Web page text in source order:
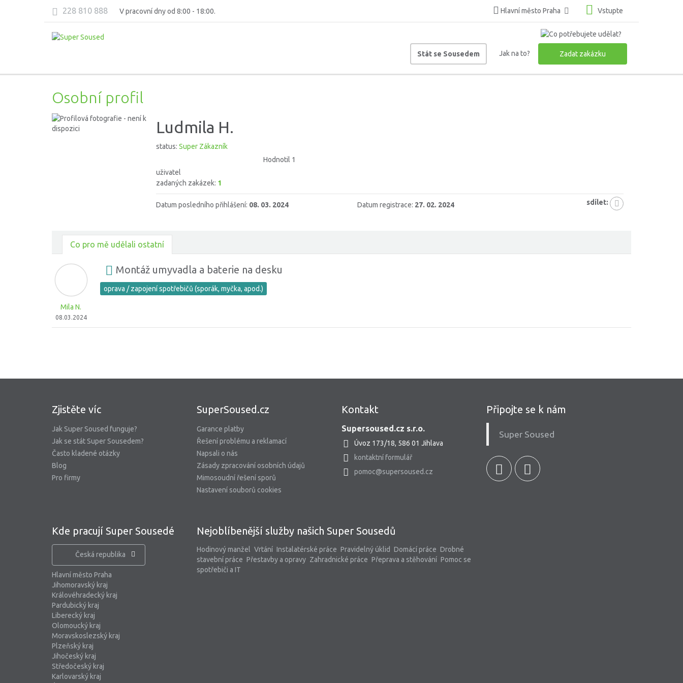
228 810 888 V pracovní dny od 8:00 - 18:00. Hlavní město Praha Vstupte
Stát se Sousedem Jak na to? Zadat zakázku
Osobní profil
Ludmila H.
status: Super Zákazník
Hodnotil 1
uživatel
zadaných zakázek: 1
Datum posledního přihlášení: 08. 03. 2024 Datum registrace: 27. 02. 2024 sdílet:
Co pro mě udělali ostatní
Mila N.
08.03.2024
Montáž umyvadla a baterie na desku
oprava / zapojení spotřebičů (sporák, myčka, apod.)
Zjistěte víc
Jak Super Soused funguje?
Jak se stát Super Sousedem?
Často kladené otázky
Blog
Pro firmy
SuperSoused.cz
Garance platby
Řešení problému a reklamací
Napsali o nás
Zásady zpracování osobních údajů
Mimosoudní řešení sporů
Nastavení souborů cookies
Kontakt
Supersoused.cz s.r.o.
Úvoz 173/18, 586 01 Jihlava
kontaktní formulář
pomoc@supersoused.cz
Kde pracují Super Sousedé
Česká republika
Hlavní město Praha
Jihomoravský kraj
Královéhradecký kraj
Pardubický kraj
Liberecký kraj
Olomoucký kraj
Moravskoslezský kraj
Plzeňský kraj
Jihočeský kraj
Středočeský kraj
Karlovarský kraj
Nejoblíbenější služby našich Super Sousedů
Hodinový manžel Vrtání Instalatérské práce Pravidelný úklid Domácí práce Drobné
stavební práce Přestavby a opravy Zahradnické práce Přeprava a stěhování Pomoc se
spotřebiči a IT
Připojte se k nám
Super Soused